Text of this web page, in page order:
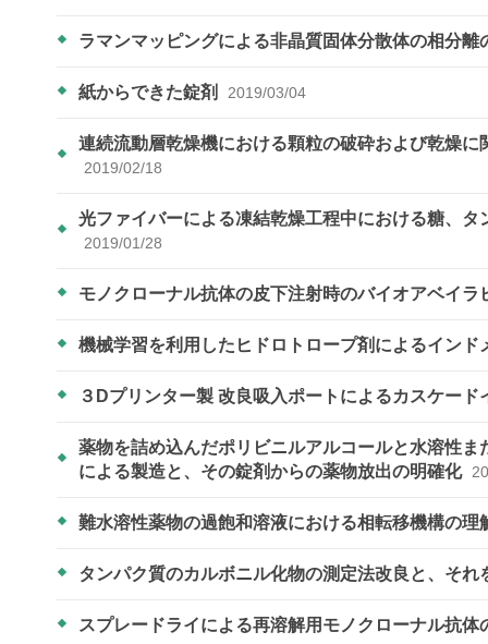
ラマンマッピングによる非晶質固体分散体の相分離
紙からできた錠剤 2019/03/04
連続流動層乾燥機における顆粒の破砕および乾燥
2019/02/18
光ファイバーによる凍結乾燥工程中における糖、
2019/01/28
モノクローナル抗体の皮下注射時のバイオアベイ
機械学習を利用したヒドロトロープ剤によるイン
３Dプリンター製 改良吸入ポートによるカスケー
薬物を詰め込んだポリビニルアルコールと水溶性
による製造と、その錠剤からの薬物放出の明確化
難水溶性薬物の過飽和溶液における相転移機構の理
タンパク質のカルボニル化物の測定法改良と、そ
スプレードライによる再溶解用モノクローナル抗